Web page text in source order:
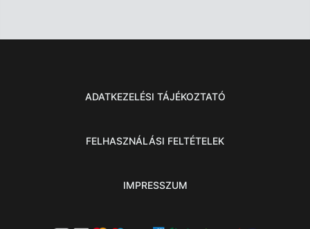
ADATKEZELÉSI TÁJÉKOZTATÓ
FELHASZNÁLÁSI FELTÉTELEK
IMPRESSZUM